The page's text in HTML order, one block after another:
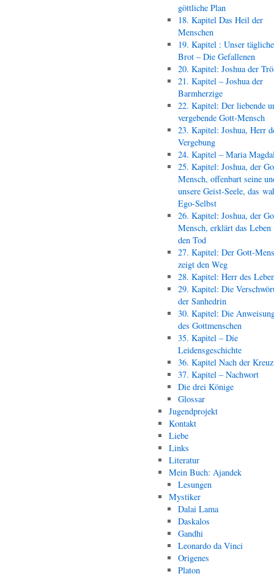
göttliche Plan
18. Kapitel Das Heil der
Menschen
19. Kapitel : Unser
Brot – Die Gefallenen
20. Kapitel: Joshua der
21. Kapitel – Joshua der
Barmherzige
22. Kapitel: Der liebende
vergebende Gott-Mensch
23. Kapitel: Joshua, Herr
Vergebung
24. Kapitel – Maria
25. Kapitel: Joshua, der
Mensch, offenbart seine
unsere Geist-Seele, das
Ego-Selbst
26. Kapitel: Joshua, der
Mensch, erklärt das Leben
den Tod
27. Kapitel: Der Gott-
zeigt den Weg
28. Kapitel: Herr des
29. Kapitel: Die
der Sanhedrin
30. Kapitel: Die
des Gottmenschen
35. Kapitel – Die
Leidensgeschichte
36. Kapitel Nach der
37. Kapitel – Nachwort
Die drei Könige
Glossar
Jugendprojekt
Kontakt
Liebe
Links
Literatur
Mein Buch: Ajandek
Lesungen
Mystiker
Dalai Lama
Daskalos
Gandhi
Leonardo da Vinci
Origenes
Platon